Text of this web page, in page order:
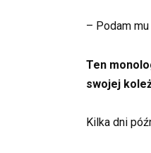
– Podam
Ten
swojej
Kilka dni